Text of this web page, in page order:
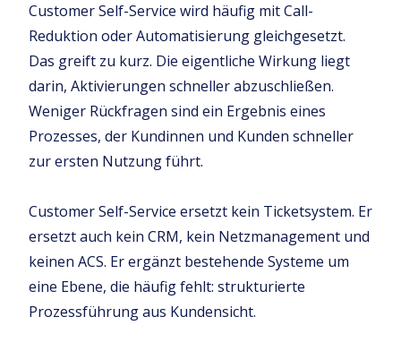
Customer Self-Service wird häufig mit Call-
Reduktion oder Automatisierung gleichgesetzt.
Das greift zu kurz. Die eigentliche Wirkung liegt
darin, Aktivierungen schneller abzuschließen.
Weniger Rückfragen sind ein Ergebnis eines
Prozesses, der Kundinnen und Kunden schneller
zur ersten Nutzung führt.
Customer Self-Service ersetzt kein Ticketsystem. Er
ersetzt auch kein CRM, kein Netzmanagement und
keinen ACS. Er ergänzt bestehende Systeme um
eine Ebene, die häufig fehlt: strukturierte
Prozessführung aus Kundensicht.